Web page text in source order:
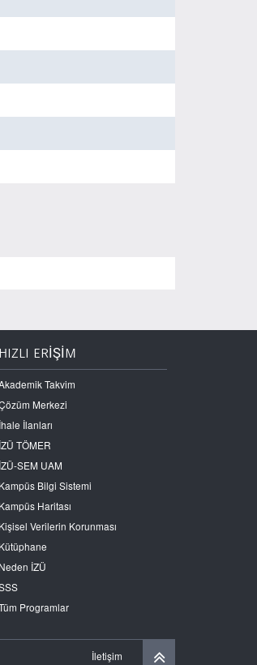
HIZLI ERİŞİM
Takvim
Merkezi
İhale İlanları
İZÜ TÖMER
İZÜ-SEM UAM
Kampüs Bilgi Sistemi
Kampüs Haritası
Kişisel Verilerin Korunması
Kütüphane
Neden İZÜ
Programlar
İletişim